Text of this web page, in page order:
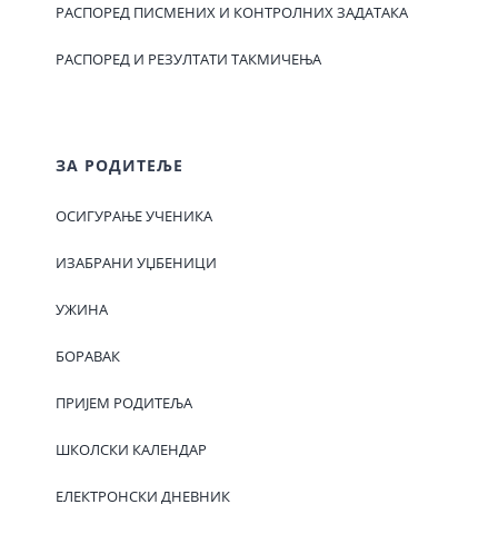
РАСПОРЕД ПИСМЕНИХ И КОНТРОЛНИХ ЗАДАТАКА
РАСПОРЕД И РЕЗУЛТАТИ ТАКМИЧЕЊА
ЗА РОДИТЕЉЕ
ОСИГУРАЊЕ УЧЕНИКА
ИЗАБРАНИ УЏБЕНИЦИ
УЖИНА
БОРАВАК
ПРИЈЕМ РОДИТЕЉА
ШКОЛСКИ КАЛЕНДАР
ЕЛЕКТРОНСКИ ДНЕВНИК